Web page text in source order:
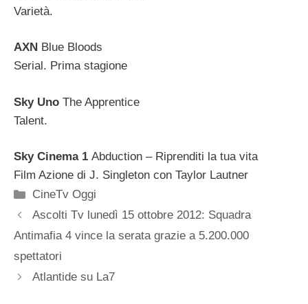
Varietà.
AXN Blue Bloods
Serial. Prima stagione
Sky Uno The Apprentice
Talent.
Sky Cinema 1 Abduction – Riprenditi la tua vita
Film Azione di J. Singleton con Taylor Lautner
Categorie
CineTv Oggi
Ascolti Tv lunedì 15 ottobre 2012: Squadra
Antimafia 4 vince la serata grazie a 5.200.000
spettatori
Atlantide su La7